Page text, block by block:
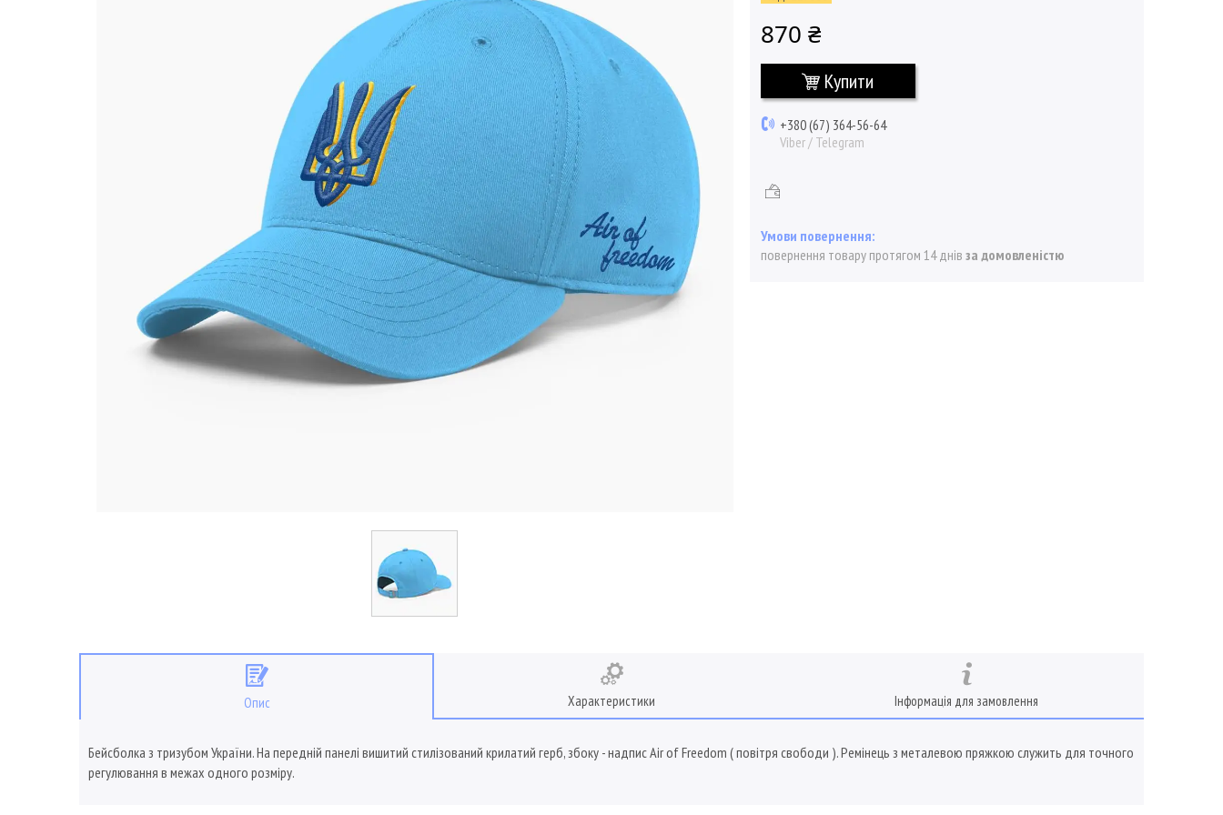
870 ₴
Купити
+380 (67) 364-56-64
Viber / Telegram
повернення товару протягом 14 днів за домовленістю
Опис Характеристики Інформація для замовлення
Бейсболка з тризубом України. На передній панелі вишитий стилізований крилатий герб, збоку - надпис Air of Freedom ( повітря свободи ). Ремінець з металевою пряжкою служить для точного
регулювання в межах одного розміру.